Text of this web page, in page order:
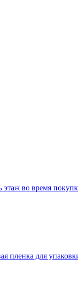
этаж во время
пленка для